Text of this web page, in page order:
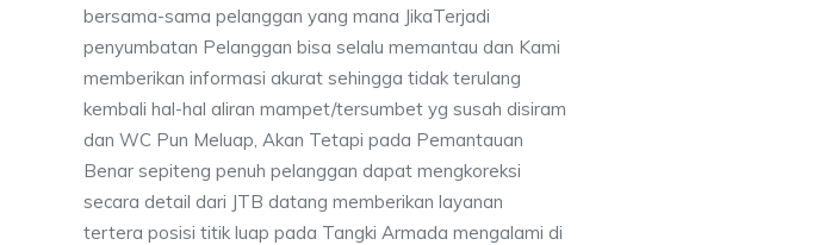
bersama-sama pelanggan yang mana JikaTerjadi
penyumbatan Pelanggan bisa selalu memantau dan Kami
memberikan informasi akurat sehingga tidak terulang
kembali hal-hal aliran mampet/tersumbet yg susah disiram
dan WC Pun Meluap, Akan Tetapi pada Pemantauan
Benar sepiteng penuh pelanggan dapat mengkoreksi
secara detail dari JTB datang memberikan layanan
tertera posisi titik luap pada Tangki Armada mengalami di